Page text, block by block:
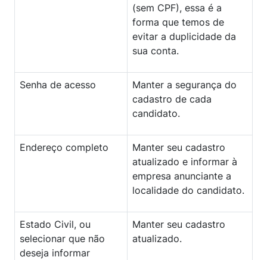
(sem CPF), essa é a
forma que temos de
evitar a duplicidade da
sua conta.
Senha de acesso
Manter a segurança do
cadastro de cada
candidato.
Endereço completo
Manter seu cadastro
atualizado e informar à
empresa anunciante a
localidade do candidato.
Estado Civil, ou
selecionar que não
deseja informar
Manter seu cadastro
atualizado.